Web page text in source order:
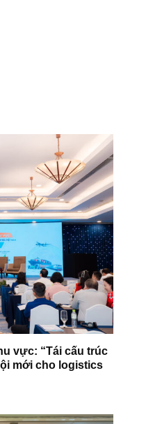
vực: “Tái cấu trúc
mới cho logistics